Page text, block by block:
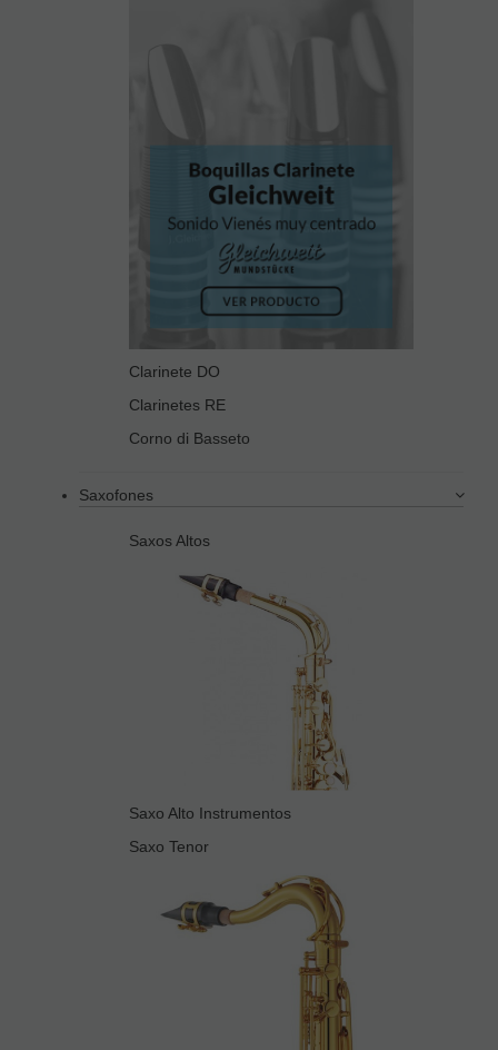
Clarinete DO
Clarinetes RE
Corno di Basseto
Saxofones
Saxos Altos
Saxo Alto Instrumentos
Saxo Tenor